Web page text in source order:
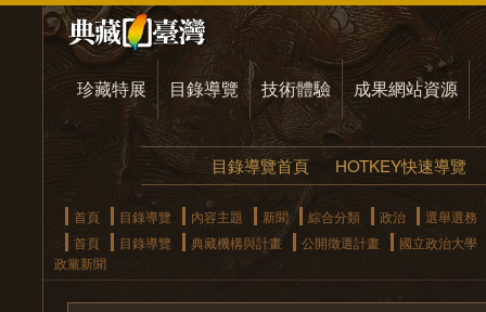
珍藏特展 目錄導覽 技術體驗 成果網站資源
目錄導覽首頁 HOTKEY快速導覽
首頁 目錄導覽 內容主題 新聞 綜合分類 政治
選舉選務
首頁
目錄導覽 典藏機構與計畫 公開徵選計畫
國立政治大學
政黨新聞